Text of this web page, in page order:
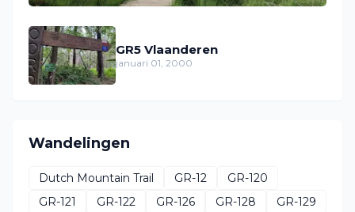
GR5 Vlaanderen
januari 01, 2000
Wandelingen
Dutch Mountain Trail GR-12
GR-120
GR-121
GR-122 GR-126 GR-128
GR-129